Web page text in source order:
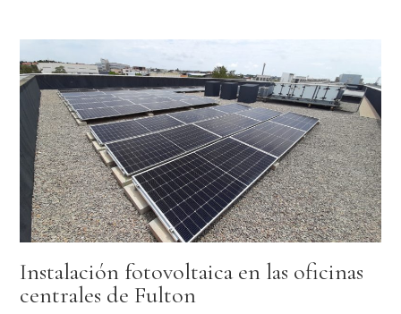
Instalación fotovoltaica en las oficinas
centrales de Fulton